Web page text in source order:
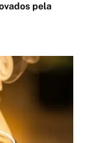
pela